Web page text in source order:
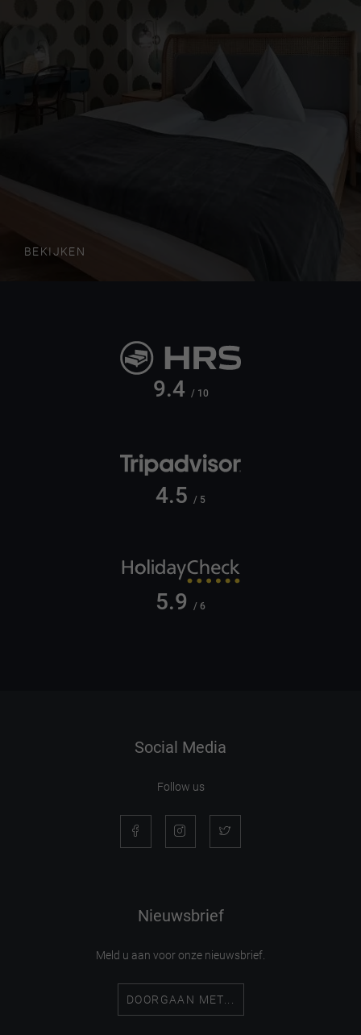
BEKIJKEN
9.4 / 10
4.5 / 5
5.9 / 6
Social Media
Follow us
Nieuwsbrief
Meld u aan voor onze nieuwsbrief.
DOORGAAN MET...